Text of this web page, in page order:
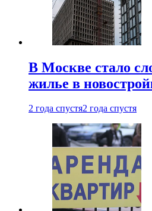
В Москве стало
жилье в
2 года спустя2 года спустя